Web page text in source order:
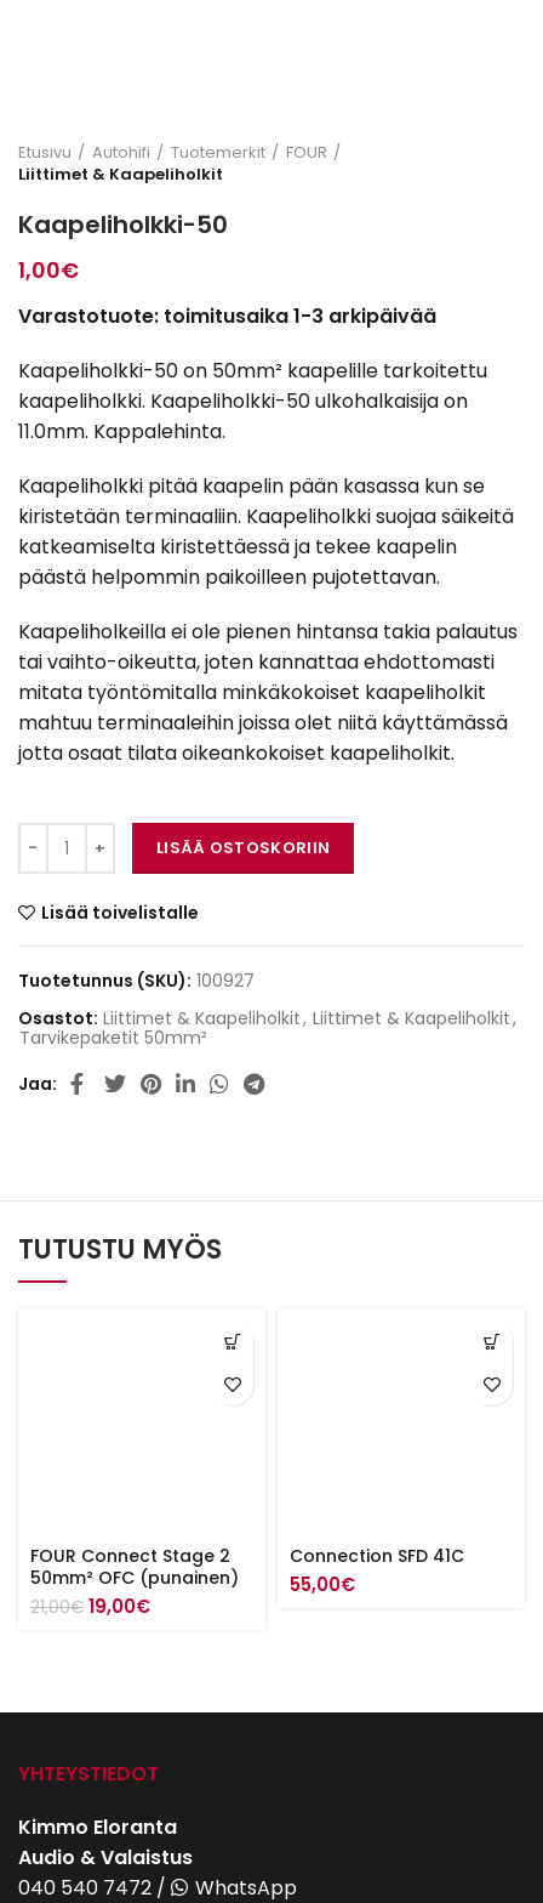
Etusivu Autohifi Tuotemerkit
FOUR
Liittimet & Kaapeliholkit
Kaapeliholkki-50
1,00€
Varastotuote: toimitusaika 1-3 arkipäivää
Kaapeliholkki-50 on 50mm² kaapelille tarkoitettu
kaapeliholkki. Kaapeliholkki-50 ulkohalkaisija on
11.0mm. Kappalehinta.
Kaapeliholkki pitää kaapelin pään kasassa kun se
kiristetään terminaaliin. Kaapeliholkki suojaa säikeitä
katkeamiselta kiristettäessä ja tekee kaapelin
päästä helpommin paikoilleen pujotettavan.
Kaapeliholkeilla ei ole pienen hintansa takia palautus
tai vaihto-oikeutta, joten kannattaa ehdottomasti
mitata työntömitalla minkäkokoiset kaapeliholkit
mahtuu terminaaleihin joissa olet niitä käyttämässä
jotta osaat tilata oikeankokoiset kaapeliholkit.
Kaapeliholkki-50 määrä
LISÄÄ OSTOSKORIIN
Lisää toivelistalle
Tuotetunnus (SKU): 100927
Osastot: Liittimet & Kaapeliholkit, Liittimet & Kaapeliholkit,
Tarvikepaketit 50mm²
Jaa
TUTUSTU MYÖS
FOUR Connect Stage 2
50mm² OFC (punainen)
21,00€ Alkuperäinen
19,00€Nykyinen
Connection SFD 41C
55,00€
YHTEYSTIEDOT
Kimmo Eloranta
Audio & Valaistus
040 540 7472 /
WhatsApp